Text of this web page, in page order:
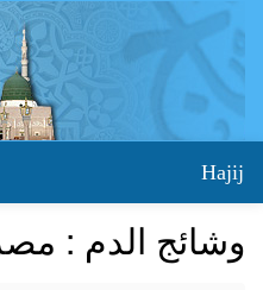
Hajij
وشائج الدم :